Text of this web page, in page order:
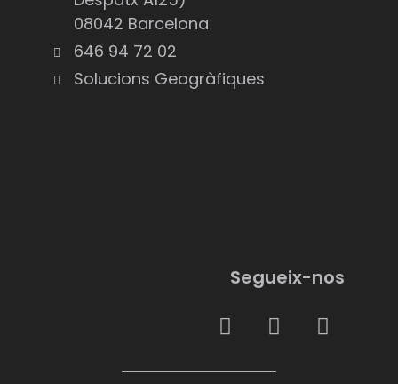
08042 Barcelona
646 94 72 02
Solucions Geogràfiques
Segueix-nos